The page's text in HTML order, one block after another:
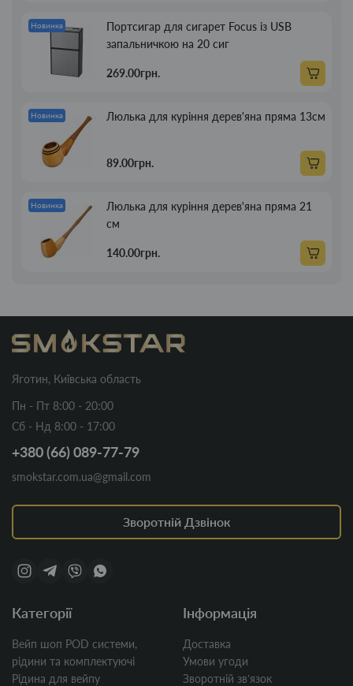
Новинка
Портсигар для сигарет Focus із USB
запальничкою на 20 сиг
269.00грн.
Новинка Люлька для куріння дерев'яна пряма 13см
89.00грн.
Новинка
Люлька для куріння дерев'яна пряма 21
см
140.00грн.
Яготин, Київська область
Пн - Пт 8:00 - 20:00
Сб - Нд 8:00 - 17:00
+380 (66) 089-77-79
smokstar.com.ua@gmail.com
Зворотній Дзвінок
Категорії
Вейп шоп POD системи,
рідини та комплектуючі
Рідина для вейпу
Інформація
Доставка
Умови угоди
Зворотній звʼязок